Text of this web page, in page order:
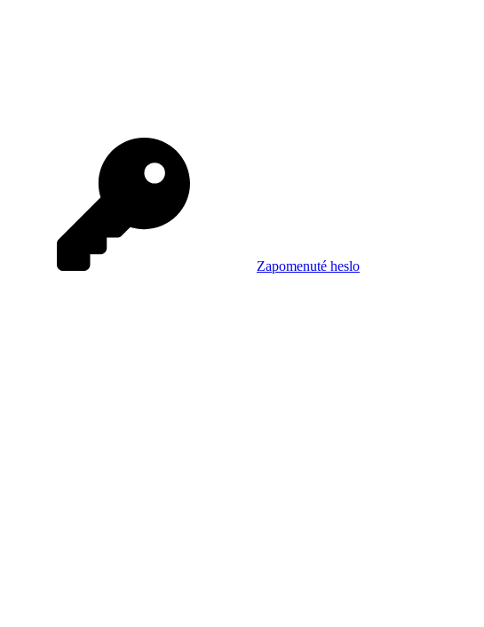
Zapomenuté heslo